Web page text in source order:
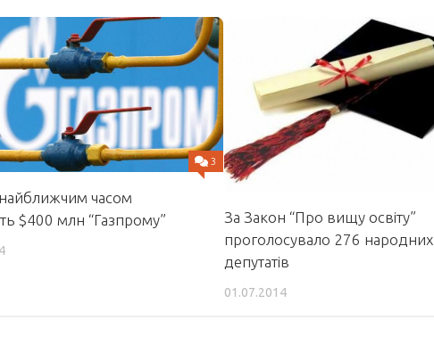
3
найближчим часом
$400 млн “Газпрому”
За Закон “Про вищу освіту”
проголосувало 276 народних
депутатів
01.07.2014